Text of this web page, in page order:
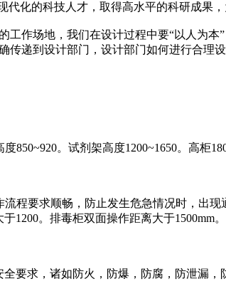
化的科技人才，取得高水平的科研成果，
场地，我们在设计过程中要“以人为本
递到设计部门，设计部门如何进行合理
。试剂架高度1200~1650。高柜
要求顺畅，防止发生危急情况时，出现
1200。排毒柜双面操作距离大于1500mm。
求，诸如防火，防爆，防腐，防泄漏，